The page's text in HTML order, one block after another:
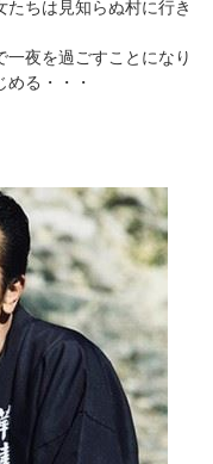
ちは見知らぬ村に行き
夜を過ごすことになり
る・・・